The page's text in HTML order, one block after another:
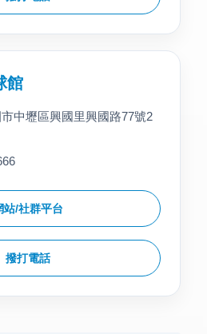
館
中壢區興國里興國路77號2
站/社群平台
撥打電話